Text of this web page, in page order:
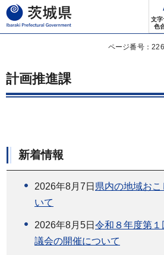
茨城県
文字
色
ページ番号：
計画推進課
新着情報
2026年8月7日 県内の地域お
いて
2026年8月5日 令和８年度第
議会の開催について